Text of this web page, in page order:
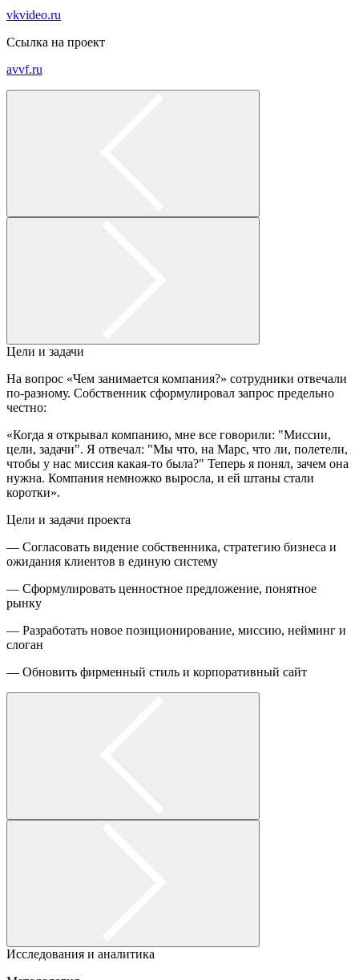
vkvideo.ru
Ссылка на проект
avvf.ru
Цели и задачи
На вопрос «Чем занимается компания?» сотрудники отвечали
по-разному. Собственник сформулировал запрос предельно
честно:
«Когда я открывал компанию, мне все говорили: "Миссии,
цели, задачи". Я отвечал: "Мы что, на Марс, что ли, полетели,
чтобы у нас миссия какая-то была?" Теперь я понял, зачем она
нужна. Компания немножко выросла, и ей штаны стали
коротки».
Цели и задачи проекта
— Согласовать видение собственника, стратегию бизнеса и
ожидания клиентов в единую систему
— Сформулировать ценностное предложение, понятное
рынку
— Разработать новое позиционирование, миссию, нейминг и
слоган
— Обновить фирменный стиль и корпоративный сайт
Исследования и аналитика